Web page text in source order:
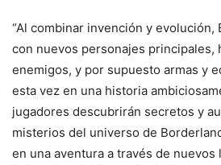
“Al combinar invención y evolución,
con nuevos personajes principales,
enemigos, y por supuesto armas y
esta vez en una historia
jugadores descubrirán secretos y
misterios del universo de
en una aventura a través de